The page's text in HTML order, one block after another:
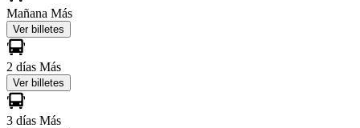
Mañana Más
Ver billetes
2 días Más
Ver billetes
3 días Más